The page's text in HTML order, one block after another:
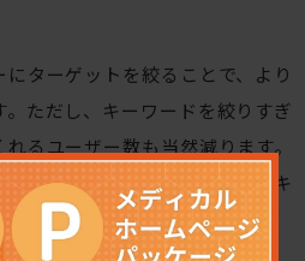
ターゲットを絞ることで、より
ただし、キーワードを絞りすぎ
るユーザー数も当然減ります。
科目などに合わせて、適切なキ
るでしょう。